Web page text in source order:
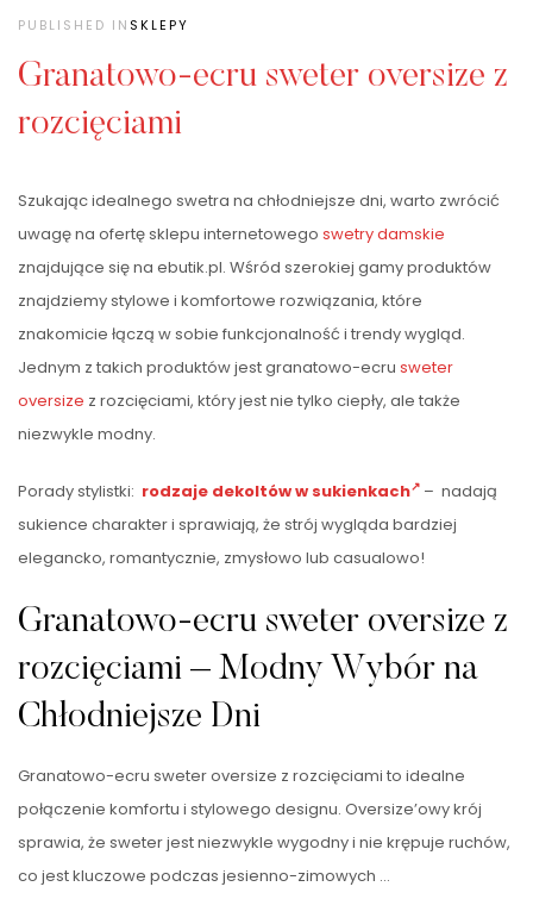
PUBLISHED IN SKLEPY
Granatowo-ecru sweter oversize z
rozcięciami
Szukając idealnego swetra na chłodniejsze dni, warto zwrócić
uwagę na ofertę sklepu internetowego swetry damskie
znajdujące się na ebutik.pl. Wśród szerokiej gamy produktów
znajdziemy stylowe i komfortowe rozwiązania, które
znakomicie łączą w sobie funkcjonalność i trendy wygląd.
Jednym z takich produktów jest granatowo-ecru sweter
oversize z rozcięciami, który jest nie tylko ciepły, ale także
niezwykle modny.
Porady stylistki: rodzaje dekoltów w sukienkach
– nadają
sukience charakter i sprawiają, że strój wygląda bardziej
elegancko, romantycznie, zmysłowo lub casualowo!
Granatowo-ecru sweter oversize z
rozcięciami – Modny Wybór na
Chłodniejsze Dni
Granatowo-ecru sweter oversize z rozcięciami to idealne
połączenie komfortu i stylowego designu. Oversize’owy krój
sprawia, że sweter jest niezwykle wygodny i nie krępuje ruchów,
co jest kluczowe podczas jesienno-zimowych …